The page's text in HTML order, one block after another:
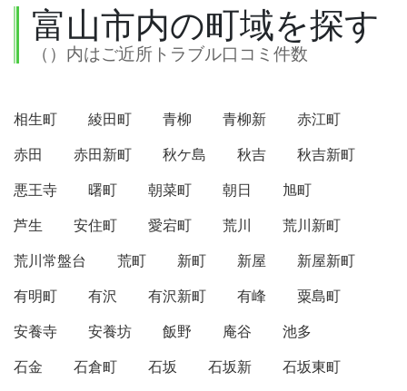
富山市内の町域を探す
（）内はご近所トラブル口コミ件数
相生町 綾田町 青柳 青柳新
赤江町
赤田
赤田新町 秋ケ島 秋吉
秋吉新町
悪王寺
曙町 朝菜町 朝日
旭町
芦生
安住町 愛宕町 荒川
荒川新町
荒川常盤台
荒町 新町 新屋
新屋新町
有明町
有沢 有沢新町 有峰
粟島町
安養寺
安養坊 飯野 庵谷
池多
石金
石倉町 石坂 石坂新
石坂東町